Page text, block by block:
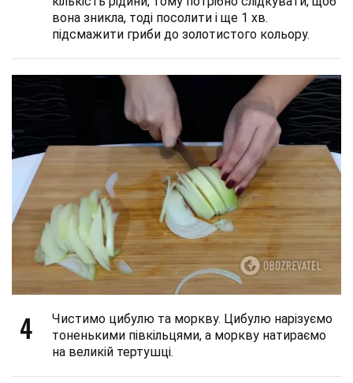
вона зникла, тоді посолити і ще 1 хв.
підсмажити гриби до золотистого кольору.
4
Чистимо цибулю та моркву. Цибулю нарізуємо
тоненькими півкільцями, а моркву натираємо
на великій тертушці.